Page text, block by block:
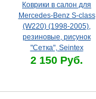
Коврики в салон для
Mercedes-Benz S-class
(W220) (1998-2005),
резиновые, рисунок
"Сетка", Seintex
2 150 Руб.